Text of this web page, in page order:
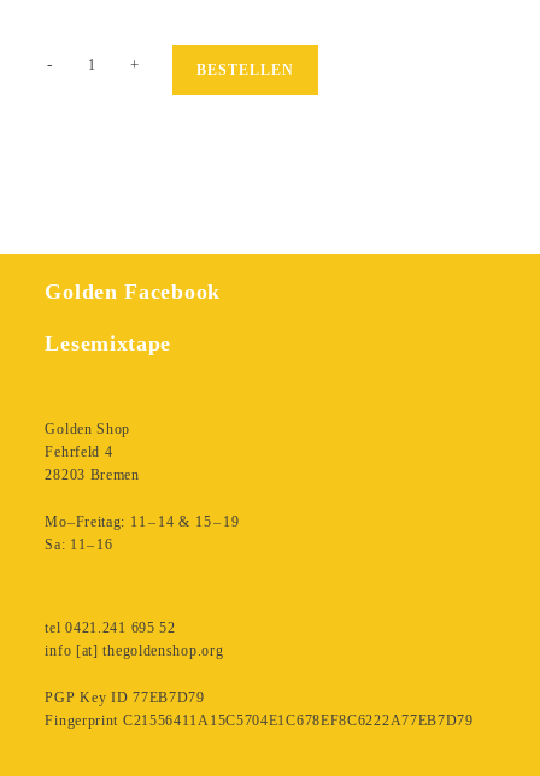
- + BESTELLEN
Golden Facebook
Lesemixtape
Golden Shop
Fehrfeld 4
28203 Bremen
Mo–Freitag: 11 – 14 & 15 – 19
Sa: 11– 16
tel 0421.241 695 52
info [at] thegoldenshop.org
PGP Key ID 77EB7D79
Fingerprint C21556411A15C5704E1C678EF8C6222A77EB7D79